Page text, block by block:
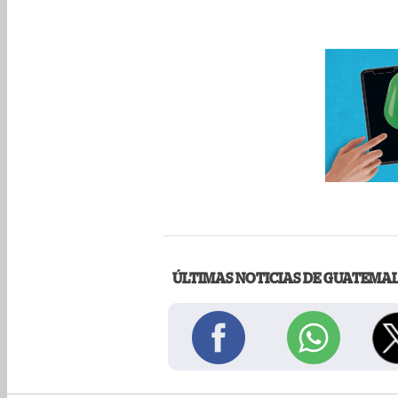
ÚLTIMAS NOTICIAS DE